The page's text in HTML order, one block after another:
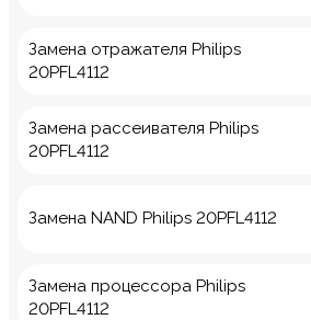
Замена отражателя Philips
20PFL4112
Замена рассеивателя Philips
20PFL4112
Замена NAND Philips 20PFL4112
Замена процессора Philips
20PFL4112